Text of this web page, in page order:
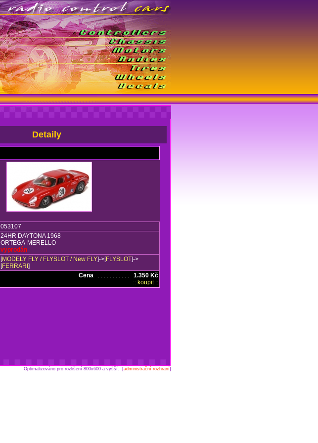
Detaily
053107
24HR DAYTONA 1968
ORTEGA-MERELLO
vyprodán
[MODELY FLY / FLYSLOT / New FLY]->[FLYSLOT]->
[FERRARI ]
Cena . . . . . . . . . . . 1.350 Kč
:: koupit ::
Optimalizováno pro rozlišení 800x600 a vyšší. [administrační rozhraní]